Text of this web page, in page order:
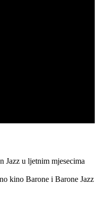
Jazz u ljetnim mjesecima
kino Barone i Barone Jazz